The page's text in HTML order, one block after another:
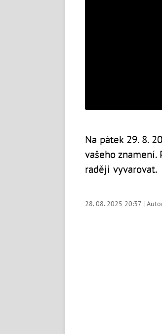
Na pátek 29. 8.
vašeho znamení.
raději vyvarovat.
28. 08. 2025 20:37 |